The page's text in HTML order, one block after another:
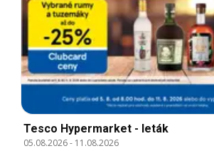
Tesco Hypermarket - leták
05.08.2026- 11.08.2026